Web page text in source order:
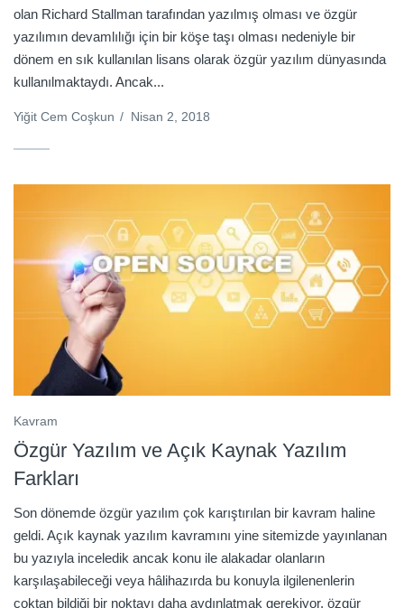
olan Richard Stallman tarafından yazılmış olması ve özgür
yazılımın devamlılığı için bir köşe taşı olması nedeniyle bir
dönem en sık kullanılan lisans olarak özgür yazılım dünyasında
kullanılmaktaydı. Ancak...
Yiğit Cem Coşkun / Nisan 2, 2018
Kavram
Özgür Yazılım ve Açık Kaynak Yazılım
Farkları
Son dönemde özgür yazılım çok karıştırılan bir kavram haline
geldi. Açık kaynak yazılım kavramını yine sitemizde yayınlanan
bu yazıyla inceledik ancak konu ile alakadar olanların
karşılaşabileceği veya hâlihazırda bu konuyla ilgilenenlerin
çoktan bildiği bir noktayı daha aydınlatmak gerekiyor, özgür